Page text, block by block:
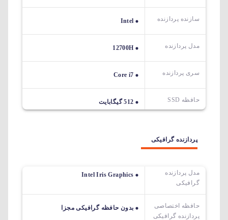
سازنده پردازنده Intel
مدل پردازنده 12700H
سری پردازنده Core i7
حافظه SSD 512 گیگابایت
پردازنده گرافیکی
مدل پردازنده
گرافیکی
Intel Iris Graphics
حافظه اختصاصی
پردازنده گرافیکی
بدون حافظه گرافیکی مجزا